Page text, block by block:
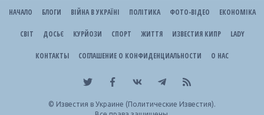
НАЧАЛО БЛОГИ ВІЙНА В УКРАЇНІ ПОЛІТИКА ФОТО-ВІДЕО ЕКОНОМІКА
СВІТ ДОСЬЄ КУРЙОЗИ СПОРТ ЖИТТЯ ИЗВЕСТИЯ КИПР LADY
КОНТАКТЫ СОГЛАШЕНИЕ О КОНФИДЕНЦИАЛЬНОСТИ О НАС
© Известия в Украине (Политические Известия).